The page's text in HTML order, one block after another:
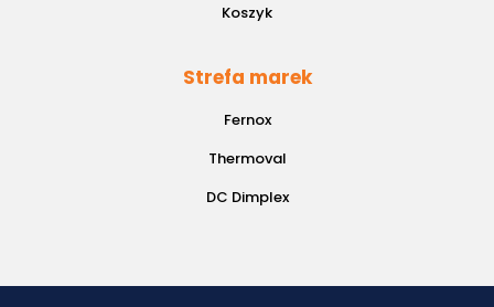
Koszyk
Strefa marek
Fernox
Thermoval
DC Dimplex